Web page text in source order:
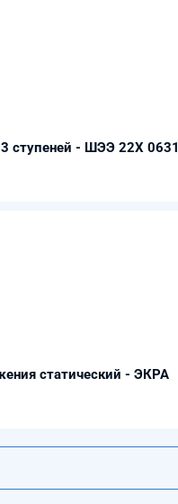
ступеней - ШЭЭ 22Х 0631
статический - ЭКРА